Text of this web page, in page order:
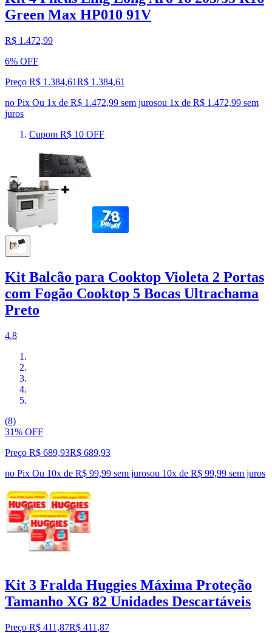
Green Max HP010 91V
R$ 1.472,99
6% OFF
Preço R$ 1.384,61R$ 1.384,61
no Pix Ou 1x de R$ 1.472,99 sem jurosou 1x de R$ 1.472,99 sem
juros
Cupom R$ 10 OFF
Kit Balcão para Cooktop Violeta 2 Portas
com Fogão Cooktop 5 Bocas Ultrachama
Preto
4.8
(8)
31% OFF
Preço R$ 689,93R$ 689,93
no Pix Ou 10x de R$ 99,99 sem jurosou 10x de R$ 99,99 sem juros
Kit 3 Fralda Huggies Máxima Proteção
Tamanho XG 82 Unidades Descartáveis
Preço R$ 411,87R$ 411 ,87